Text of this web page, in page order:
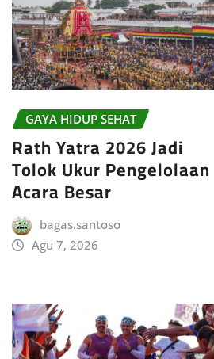
GAYA HIDUP SEHAT
Rath Yatra 2026 Jadi
Tolok Ukur Pengelolaan
Acara Besar
bagas.santoso
Agu 7, 2026